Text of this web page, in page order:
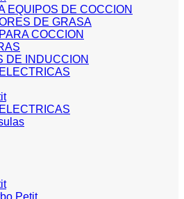
EQUIPOS DE COCCION
DE GRASA
COCCION
DE INDUCCION
Petit